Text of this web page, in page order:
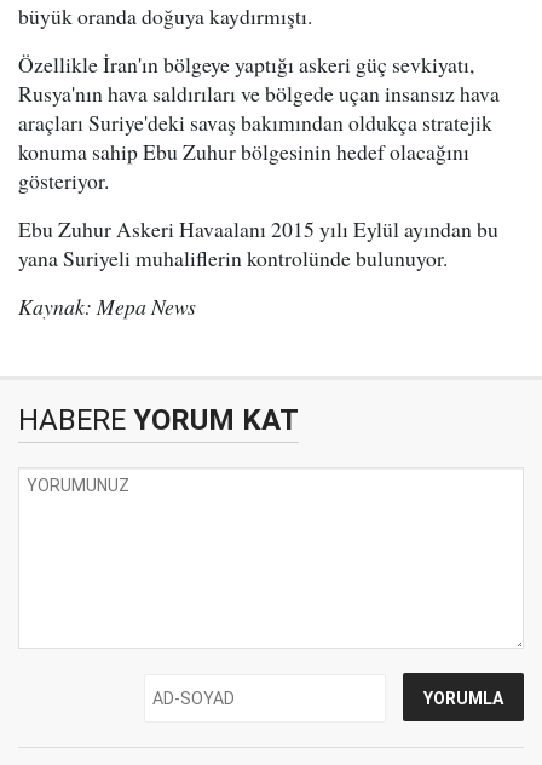
büyük oranda doğuya kaydırmıştı.
Özellikle İran'ın bölgeye yaptığı askeri güç sevkiyatı,
Rusya'nın hava saldırıları ve bölgede uçan insansız hava
araçları Suriye'deki savaş bakımından oldukça stratejik
konuma sahip Ebu Zuhur bölgesinin hedef olacağını
gösteriyor.
Ebu Zuhur Askeri Havaalanı 2015 yılı Eylül ayından bu
yana Suriyeli muhaliflerin kontrolünde bulunuyor.
Kaynak: Mepa News
HABERE YORUM KAT